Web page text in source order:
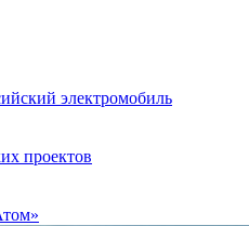
электромобиль
проектов